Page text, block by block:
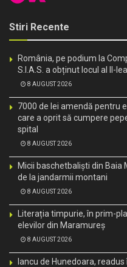
Stiri Recente
România, pe podium la
S.I.A.S. a obținut locul al II-lea
8 AUGUST 2026
7000 de lei amendă pentru
care a oprit să cumpere
spital
8 AUGUST 2026
Micii baschetbaliști din Baia
de la jandarmii montani
8 AUGUST 2026
Literația timpurie, în prim-
elevilor din Maramureș
8 AUGUST 2026
Iancu de Hunedoara,